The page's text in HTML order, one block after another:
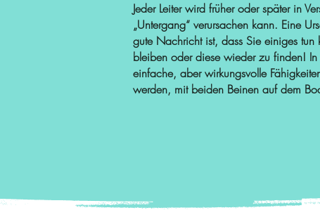
Jeder Leiter wird früher oder später in
„Untergang“ verursachen kann. Eine
gute Nachricht ist, dass Sie einiges
bleiben oder diese wieder zu finden!
einfache, aber wirkungsvolle
werden, mit beiden Beinen auf dem